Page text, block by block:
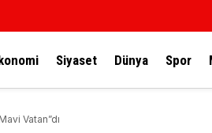
Siyaset Dünya Spor
Vatan”dı